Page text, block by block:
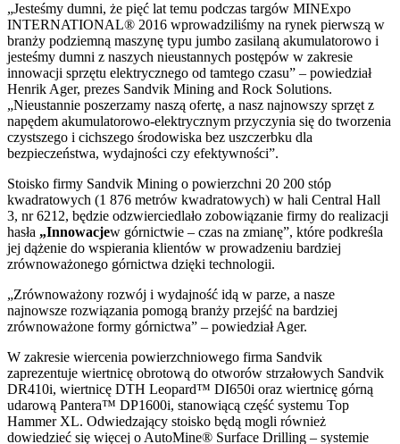
„Jesteśmy dumni, że pięć lat temu podczas targów MINExpo
INTERNATIONAL® 2016 wprowadziliśmy na rynek pierwszą w
branży podziemną maszynę typu jumbo zasilaną akumulatorowo i
jesteśmy dumni z naszych nieustannych postępów w zakresie
innowacji sprzętu elektrycznego od tamtego czasu” – powiedział
Henrik Ager, prezes Sandvik Mining and Rock Solutions.
„Nieustannie poszerzamy naszą ofertę, a nasz najnowszy sprzęt z
napędem akumulatorowo-elektrycznym przyczynia się do tworzenia
czystszego i cichszego środowiska bez uszczerbku dla
bezpieczeństwa, wydajności czy efektywności”.
Stoisko firmy Sandvik Mining o powierzchni 20 200 stóp
kwadratowych (1 876 metrów kwadratowych) w hali Central Hall
3, nr 6212, będzie odzwierciedlało zobowiązanie firmy do realizacji
hasła „Innowacjew górnictwie – czas na zmianę”, które podkreśla
jej dążenie do wspierania klientów w prowadzeniu bardziej
zrównoważonego górnictwa dzięki technologii.
„Zrównoważony rozwój i wydajność idą w parze, a nasze
najnowsze rozwiązania pomogą branży przejść na bardziej
zrównoważone formy górnictwa” – powiedział Ager.
W zakresie wiercenia powierzchniowego firma Sandvik
zaprezentuje wiertnicę obrotową do otworów strzałowych Sandvik
DR410i, wiertnicę DTH Leopard™ DI650i oraz wiertnicę górną
udarową Pantera™ DP1600i, stanowiącą część systemu Top
Hammer XL. Odwiedzający stoisko będą mogli również
dowiedzieć się więcej o AutoMine® Surface Drilling – systemie